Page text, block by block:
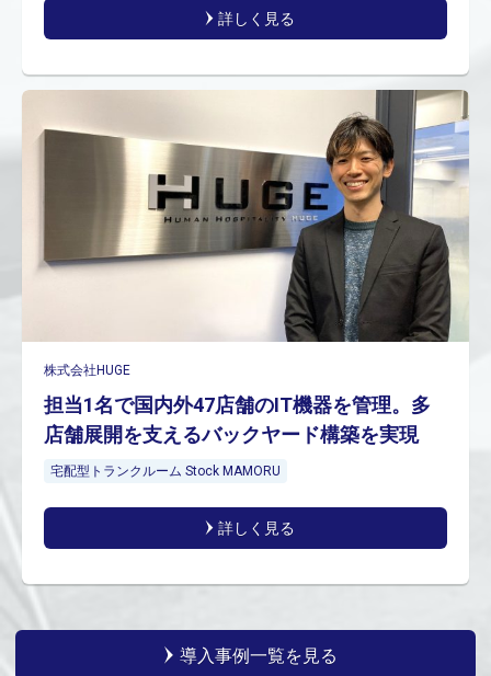
詳しく見る
株式会社HUGE
担当1名で国内外47店舗のIT機器を管理。多
店舗展開を支えるバックヤード構築を実現
宅配型トランクルーム Stock MAMORU
詳しく見る
導入事例一覧を見る